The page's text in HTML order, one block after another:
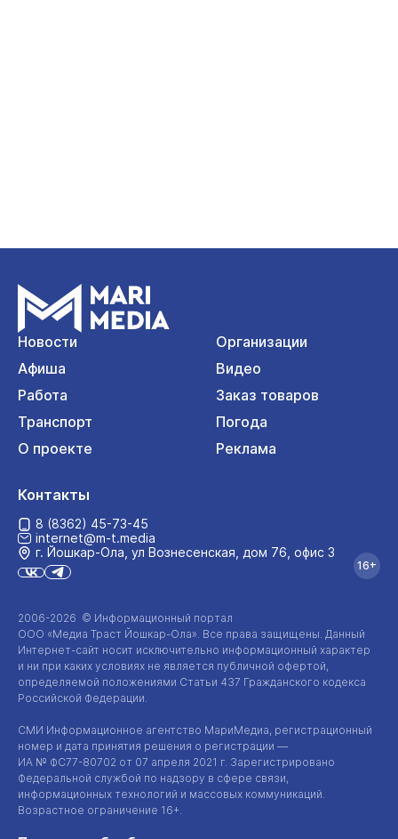
Новости
Организации
Афиша
Видео
Работа
Заказ товаров
Транспорт
Погода
О проекте
Реклама
2006-2026 © Информационный портал
ООО «Медиа Траст Йошкар-Ола». Все права защищены. Данный
Интернет-сайт носит исключительно информационный характер
и ни при каких условиях не является публичной офертой,
определяемой положениями Статьи 437 Гражданского кодекса
Российской Федерации.
СМИ Информационное агентство МариМедиа, регистрационный
номер и дата принятия решения о регистрации —
ИА № ФС77-80702 от 07 апреля 2021 г. Зарегистрировано
Федеральной службой по надзору в сфере связи,
информационных технологий и массовых коммуникаций.
Возрастное ограничение 16+.
Контакты
8 (8362) 45-73-45
internet@m-t.media
г. Йошкар‑Ола, ул Вознесенская, дом 76, офис 3
16+